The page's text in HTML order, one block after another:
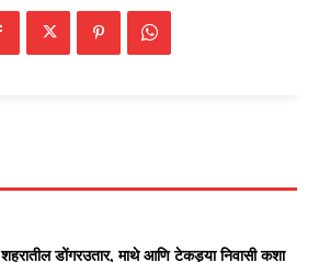
शहरातील डोंगरउतार, माथे आणि टेकड्या निवासी कशा